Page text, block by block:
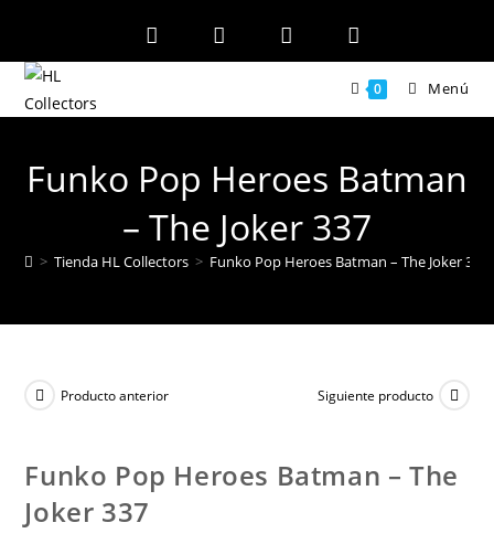
contenido
0 Menú
Funko Pop Heroes Batman
– The Joker 337
> Tienda HL Collectors > Funko Pop Heroes Batman – The Joker 337
Producto anterior Siguiente producto
Funko Pop Heroes Batman – The
Joker 337